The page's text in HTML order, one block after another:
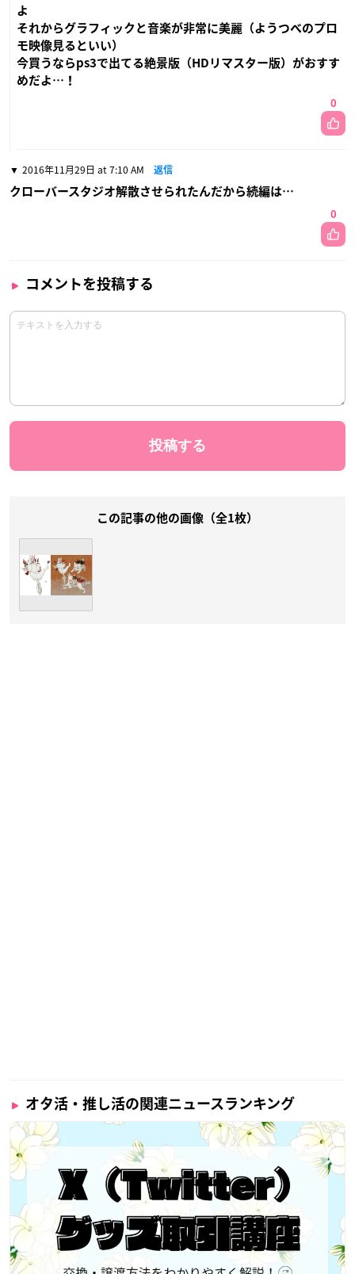
よ
それからグラフィックと音楽が非常に美麗（ようつべのプロ
モ映像見るといい）
今買うならps3で出てる絶景版（HDリマスター版）がおすす
めだよ…！
0
2016年11月29日 at 7:10 AM 返信
クローバースタジオ解散させられたんだから続編は…
0
コメントを投稿する
この記事の他の画像（全1枚）
オタ活・推し活の関連ニュースランキング